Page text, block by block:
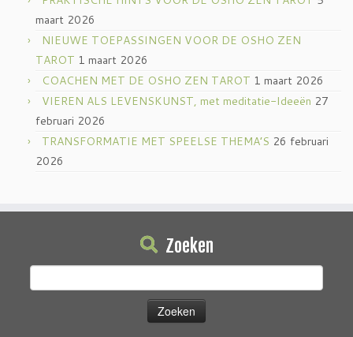
maart 2026
NIEUWE TOEPASSINGEN VOOR DE OSHO ZEN
TAROT 1 maart 2026
COACHEN MET DE OSHO ZEN TAROT 1 maart 2026
VIEREN ALS LEVENSKUNST, met meditatie-Ideeën 27
februari 2026
TRANSFORMATIE MET SPEELSE THEMA’S 26 februari
2026
Zoeken